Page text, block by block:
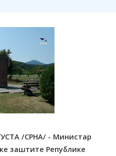
/СРНА/ - Министар
заштите Републике